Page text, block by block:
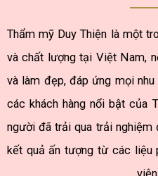
Thẩm mỹ Duy Thiện là một
và chất lượng tại Việt Nam,
và làm đẹp, đáp ứng mọi
các khách hàng nổi bật của
người đã trải qua trải nghiệm
kết quả ấn tượng từ các liệu